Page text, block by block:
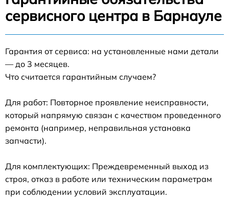
сервисного центра в Барнауле
Гарантия от сервиса: на установленные нами детали
— до 3 месяцев.
Что считается гарантийным случаем?
Для работ: Повторное проявление неисправности,
который напрямую связан с качеством проведенного
ремонта (например, неправильная установка
запчасти).
Для комплектующих: Преждевременный выход из
строя, отказ в работе или техническим параметрам
при соблюдении условий эксплуатации.